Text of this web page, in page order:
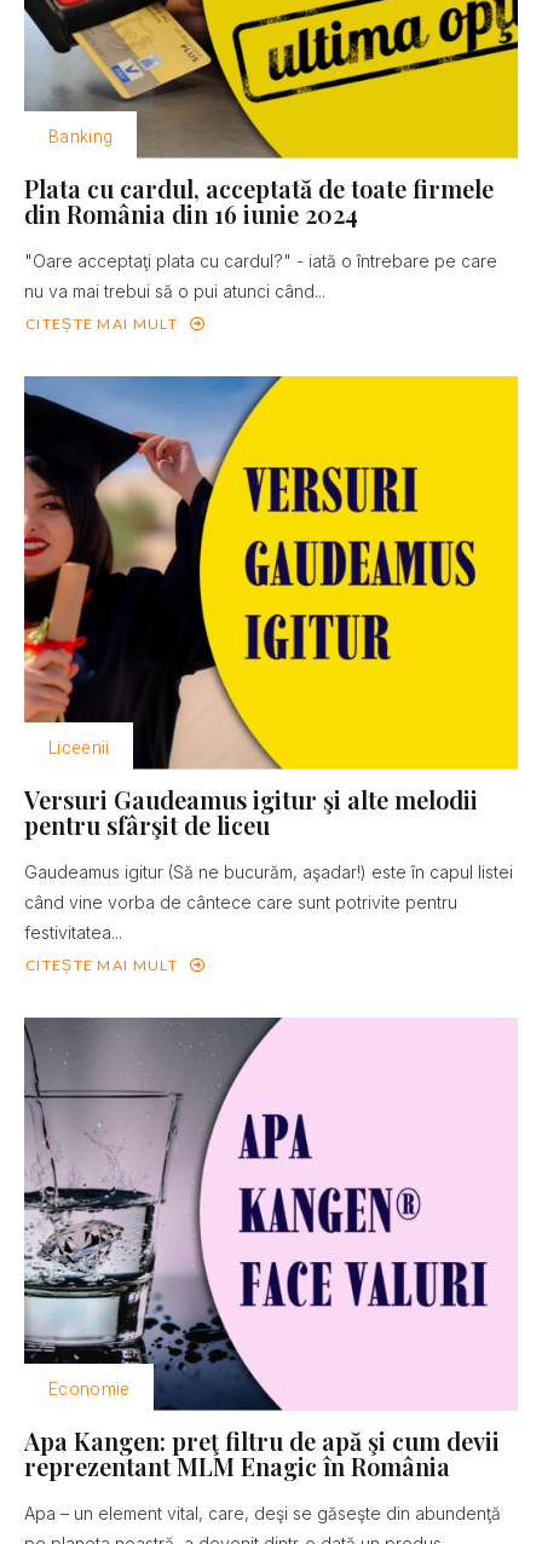
Banking
Plata cu cardul, acceptată de toate firmele
din România din 16 iunie 2024
"Oare acceptaţi plata cu cardul?" - iată o întrebare pe care
nu va mai trebui să o pui atunci când...
CITEȘTE MAI MULT
Liceenii
Versuri Gaudeamus igitur şi alte melodii
pentru sfârşit de liceu
Gaudeamus igitur (Să ne bucurăm, aşadar!) este în capul listei
când vine vorba de cântece care sunt potrivite pentru
festivitatea...
CITEȘTE MAI MULT
Economie
Apa Kangen: preţ filtru de apă şi cum devii
reprezentant MLM Enagic în România
Apa – un element vital, care, deşi se găseşte din abundenţă